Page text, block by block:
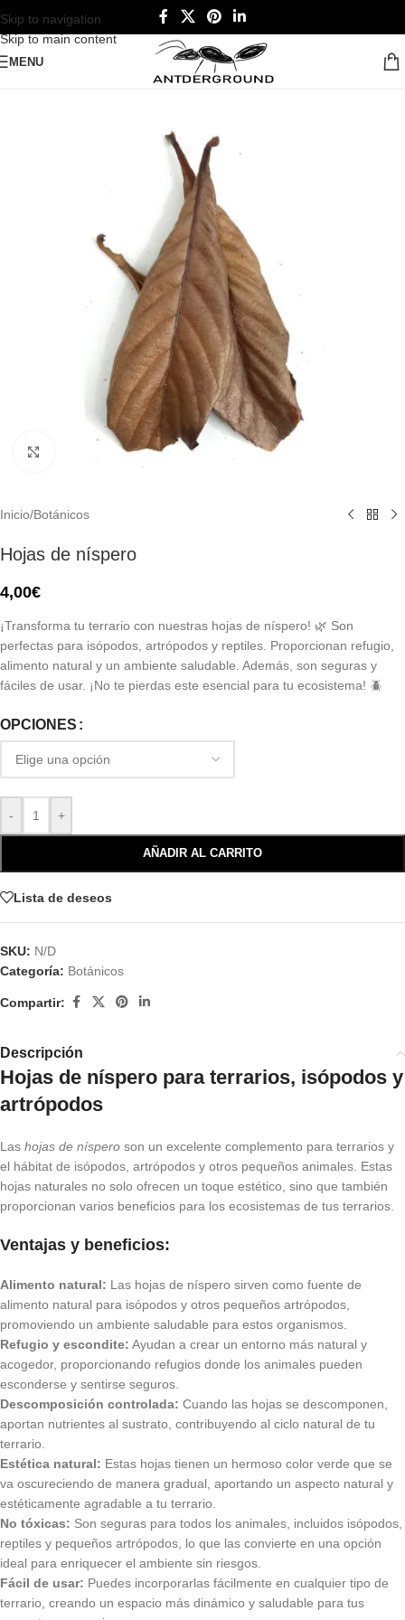
Skip to navigation
Skip to main content
MENU
Click to enlarge
Inicio/Botánicos
Hojas de níspero
4,00€
¡Transforma tu terrario con nuestras hojas de níspero! 🌿 Son
perfectas para isópodos, artrópodos y reptiles. Proporcionan refugio,
alimento natural y un ambiente saludable. Además, son seguras y
fáciles de usar. ¡No te pierdas este esencial para tu ecosistema! 🪲
OPCIONES
- +
AÑADIR AL CARRITO
Lista de deseos
SKU: N/D
Categoría: Botánicos
Compartir:
Descripción
Hojas de níspero para terrarios, isópodos y
artrópodos
Las hojas de níspero son un excelente complemento para terrarios y
el hábitat de isópodos, artrópodos y otros pequeños animales. Estas
hojas naturales no solo ofrecen un toque estético, sino que también
proporcionan varios beneficios para los ecosistemas de tus terrarios.
Ventajas y beneficios:
Alimento natural: Las hojas de níspero sirven como fuente de
alimento natural para isópodos y otros pequeños artrópodos,
promoviendo un ambiente saludable para estos organismos.
Refugio y escondite: Ayudan a crear un entorno más natural y
acogedor, proporcionando refugios donde los animales pueden
esconderse y sentirse seguros.
Descomposición controlada: Cuando las hojas se descomponen,
aportan nutrientes al sustrato, contribuyendo al ciclo natural de tu
terrario.
Estética natural: Estas hojas tienen un hermoso color verde que se
va oscureciendo de manera gradual, aportando un aspecto natural y
estéticamente agradable a tu terrario.
No tóxicas: Son seguras para todos los animales, incluidos isópodos,
reptiles y pequeños artrópodos, lo que las convierte en una opción
ideal para enriquecer el ambiente sin riesgos.
Fácil de usar: Puedes incorporarlas fácilmente en cualquier tipo de
terrario, creando un espacio más dinámico y saludable para tus